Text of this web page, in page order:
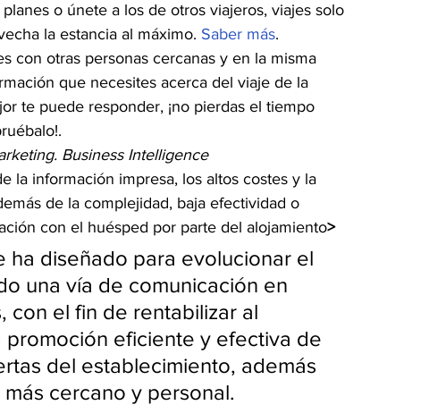
o únete a los de otros viajeros, viajes solo
la estancia al máximo. Saber más.
con otras personas cercanas y en la misma
que necesites acerca del viaje de la
te puede responder, ¡no pierdas el tiempo
Business Intelligence
la información impresa, los altos costes y la
de la complejidad, baja efectividad o
con el huésped por parte del alojamiento>
ha diseñado para evolucionar el
una vía de comunicación en
con el fin de rentabilizar al
promoción eficiente y efectiva de
del establecimiento, además
cercano y personal.